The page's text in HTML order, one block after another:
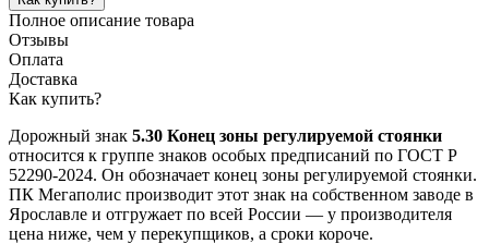
Полное описание товара
Отзывы
Оплата
Доставка
Как купить?
Дорожный знак 5.30 Конец зоны регулируемой стоянки
относится к группе знаков особых предписаний по ГОСТ Р
52290-2024. Он обозначает конец зоны регулируемой стоянки.
ПК Мегаполис производит этот знак на собственном заводе в
Ярославле и отгружает по всей России — у производителя
цена ниже, чем у перекупщиков, а сроки короче.